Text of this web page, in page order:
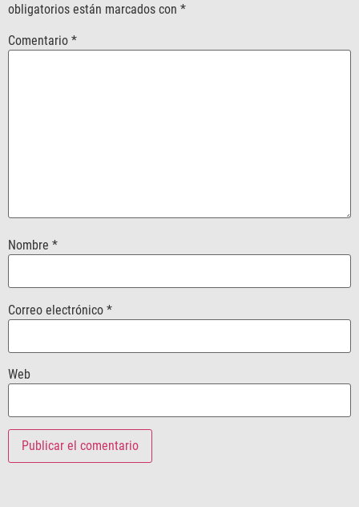
obligatorios están marcados con *
Comentario *
Nombre *
Correo electrónico *
Web